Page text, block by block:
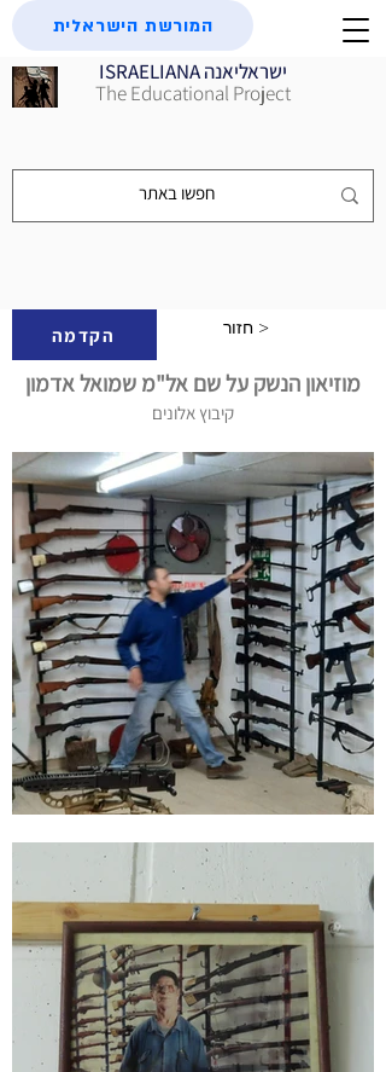
ISRAELIANA ישראליאנה
The Educational Project
המורשת הישראלית
הקדמה חזור >
מוזיאון הנשק על שם אל"מ שמואל אדמון
קיבוץ אלונים